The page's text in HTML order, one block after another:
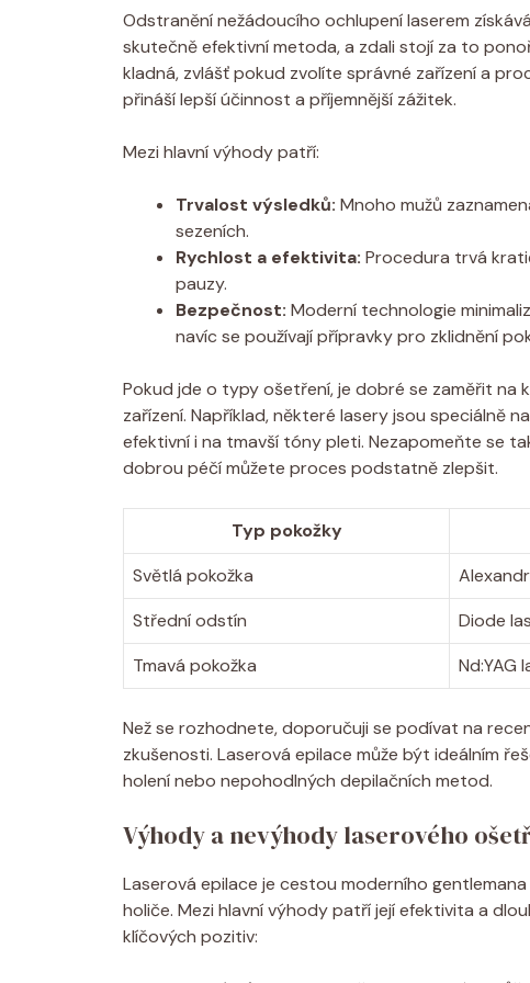
Odstranění nežádoucího ochlupení laserem
skutečně efektivní metoda, a zdali stojí za to
kladná, zvlášť pokud zvolíte správné zařízení a
přináší lepší účinnost a příjemnější zážitek.
Mezi hlavní výhody patří:
Trvalost výsledků: Mnoho mužů
sezeních.
Rychlost a efektivita: Procedura trvá
pauzy.
Bezpečnost: Moderní technologie
navíc se používají přípravky pro zklidnění
Pokud jde o typy ošetření, je dobré se zaměřit na
zařízení. Například, některé lasery jsou speciálně
efektivní i na tmavší tóny pleti. Nezapomeňte se
dobrou péčí můžete proces podstatně zlepšit.
Typ pokožky
Světlá pokožka
Střední odstín
Diode
Tmavá pokožka
Nd:YAG
Než se rozhodnete, doporučuji se podívat na
zkušenosti. Laserová epilace může být ideálním
holení nebo nepohodlných depilačních metod.
Výhody a nevýhody laserového
Laserová epilace je cestou moderního
holiče. Mezi hlavní výhody patří její efektivita a
klíčových pozitiv: